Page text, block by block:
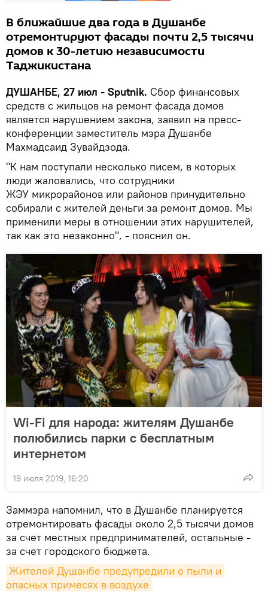
В ближайшие два года в Душанбе
отремонтируют фасады почти 2,5 тысячи
домов к 30-летию независимости
Таджикистана
ДУШАНБЕ, 27 июл - Sputnik. Сбор финансовых
средств с жильцов на ремонт фасада домов
является нарушением закона, заявил на пресс-
конференции заместитель мэра Душанбе
Махмадсаид Зувайдзода.
"К нам поступали несколько писем, в которых
люди жаловались, что сотрудники
ЖЭУ микрорайонов или районов принудительно
собирали с жителей деньги за ремонт домов. Мы
применили меры в отношении этих нарушителей,
так как это незаконно", - пояснил он.
Wi-Fi для народа: жителям Душанбе
полюбились парки с бесплатным
интернетом
19 июля 2019, 16:20
Заммэра напомнил, что в Душанбе планируется
отремонтировать фасады около 2,5 тысячи домов
за счет местных предпринимателей, остальные -
за счет городского бюджета.
Жителей Душанбе предупредили о пыли и
опасных примесях в воздухе